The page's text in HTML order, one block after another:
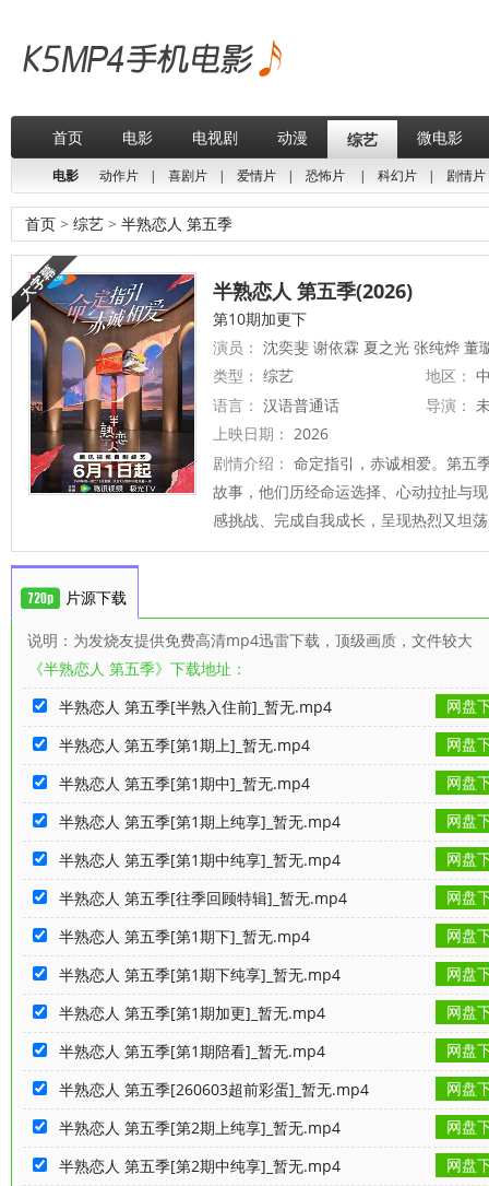
首页 电影 电视剧 动漫 综艺 微电影
电影 动作片 | 喜剧片 | 爱情片 | 恐怖片 | 科幻片 | 剧情片
首页 > 综艺 > 半熟恋人 第五季
半熟恋人 第五季(2026)
第10期加更下
演员： 沈奕斐 谢依霖 夏之光 张纯烨 董
类型： 综艺 地区：
语言： 汉语普通话 导演：
上映日期： 2026
剧情介绍： 命定指引，赤诚相爱。第五
故事，他们历经命运选择、心动拉扯与
感挑战、完成自我成长，呈现热烈又坦
片源下载
说明：为发烧友提供免费高清mp4迅雷下载，顶级画质，文件较大
《半熟恋人 第五季》下载地址：
半熟恋人 第五季[半熟入住前]_暂无.mp4
网盘
半熟恋人 第五季[第1期上]_暂无.mp4
网盘
半熟恋人 第五季[第1期中]_暂无.mp4
网盘
半熟恋人 第五季[第1期上纯享]_暂无.mp4
网盘
半熟恋人 第五季[第1期中纯享]_暂无.mp4
网盘
半熟恋人 第五季[往季回顾特辑]_暂无.mp4
网盘
半熟恋人 第五季[第1期下]_暂无.mp4
网盘
半熟恋人 第五季[第1期下纯享]_暂无.mp4
网盘
半熟恋人 第五季[第1期加更]_暂无.mp4
网盘
半熟恋人 第五季[第1期陪看]_暂无.mp4
网盘
半熟恋人 第五季[260603超前彩蛋]_暂无.mp4
网盘
半熟恋人 第五季[第2期上纯享]_暂无.mp4
网盘
半熟恋人 第五季[第2期中纯享]_暂无.mp4
网盘